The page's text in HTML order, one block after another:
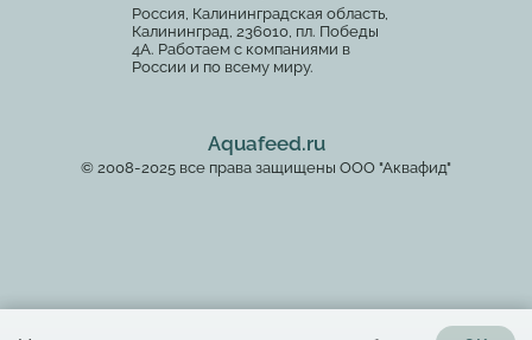
Россия, Калининградская область,
Калининград, 236010, пл. Победы
4А. Работаем с компаниями в
России и по всему миру.
Aquafeed.ru
© 2008-2025 все права защищены ООО "Аквафид"